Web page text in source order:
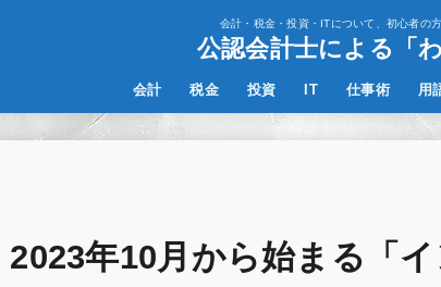
会計・税金・投資・ITについて、初心者の
公認会計士による「
会計
IFRS
その他
税金 投資 IT 仕事術 用
2023年10月から始まる「